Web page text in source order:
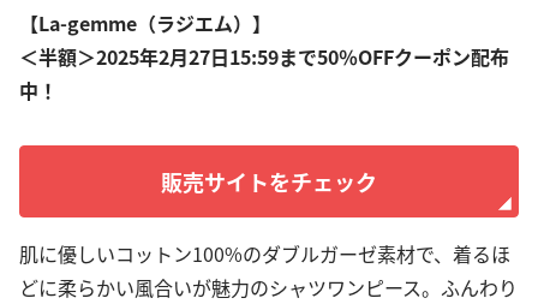
【La-gemme（ラジエム）】
＜半額＞2025年2月27日15:59まで50％OFFクーポン配布
中！
販売サイトをチェック
肌に優しいコットン100%のダブルガーゼ素材で、着るほ
どに柔らかい風合いが魅力のシャツワンピース。ふんわり